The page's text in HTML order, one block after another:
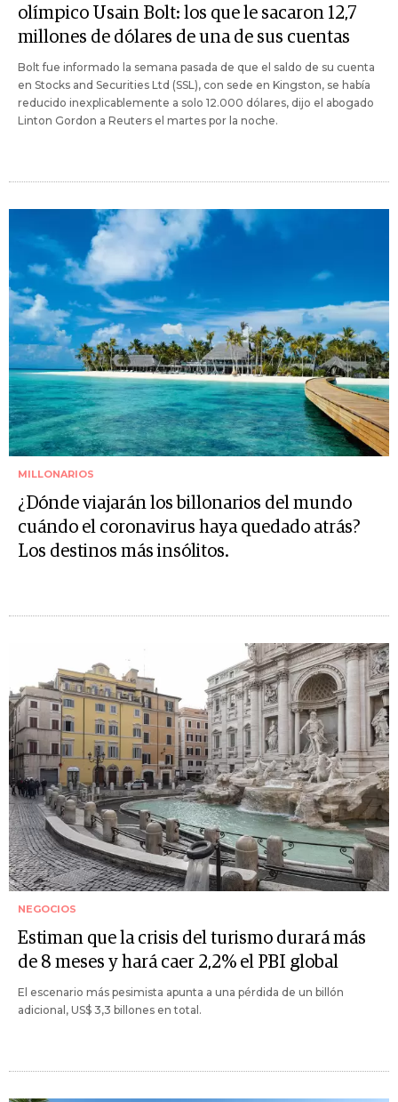
olímpico Usain Bolt: los que le sacaron 12,7
millones de dólares de una de sus cuentas
Bolt fue informado la semana pasada de que el saldo de su cuenta
en Stocks and Securities Ltd (SSL), con sede en Kingston, se había
reducido inexplicablemente a solo 12.000 dólares, dijo el abogado
Linton Gordon a Reuters el martes por la noche.
MILLONARIOS
¿Dónde viajarán los billonarios del mundo
cuándo el coronavirus haya quedado atrás?
Los destinos más insólitos.
NEGOCIOS
Estiman que la crisis del turismo durará más
de 8 meses y hará caer 2,2% el PBI global
El escenario más pesimista apunta a una pérdida de un billón
adicional, US$ 3,3 billones en total.